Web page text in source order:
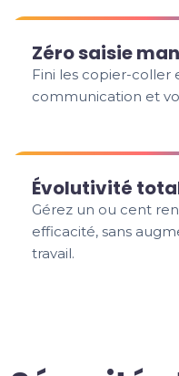
Zéro saisie
Fini les copier-coller
communication et
Évolutivité
Gérez un ou cent
efficacité, sans
travail.